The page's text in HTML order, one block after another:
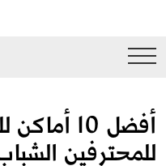
أفضل 10
للمحترفين